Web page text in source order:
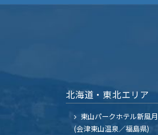
北海道・東北エリア
東山パークホテル新風月
(会津東山温泉／福島県)